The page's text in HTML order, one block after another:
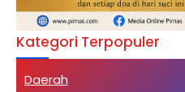
Kategori Terpopuler
Daerah